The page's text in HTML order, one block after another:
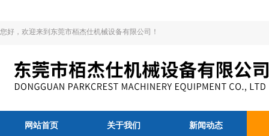
您好，欢迎来到东莞市栢杰仕机械设备有限公司！
网站首页 关于我们 新闻动态